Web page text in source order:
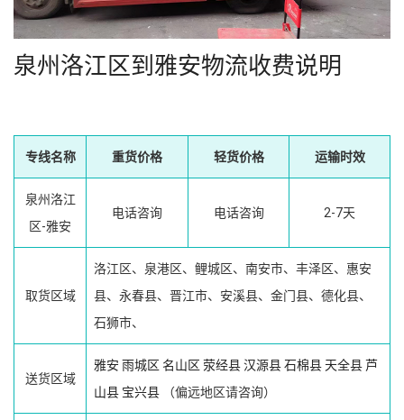
泉州洛江区到雅安物流收费说明
专线名称 重货价格 轻货价格 运输时效
泉州洛江
区-雅安
电话咨询 电话咨询 2-7天
取货区域
洛江区、泉港区、鲤城区、南安市、丰泽区、惠安
县、永春县、晋江市、安溪县、金门县、德化县、
石狮市、
送货区域
雅安 雨城区 名山区 荥经县汉源县石棉县 天全县芦
山县 宝兴县 （偏远地区请咨询）